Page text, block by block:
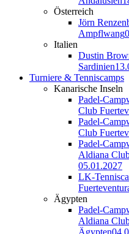
Österreich
Jörn
Ampflwang
Italien
Dustin
Sardinien
Turniere & Tenniscamps
Kanarische Inseln
Padel-
Club
Padel-
Club
Padel-
Aldiana
05.01.2027
LK-
Ägypten
Padel-
Aldiana
Ägypten